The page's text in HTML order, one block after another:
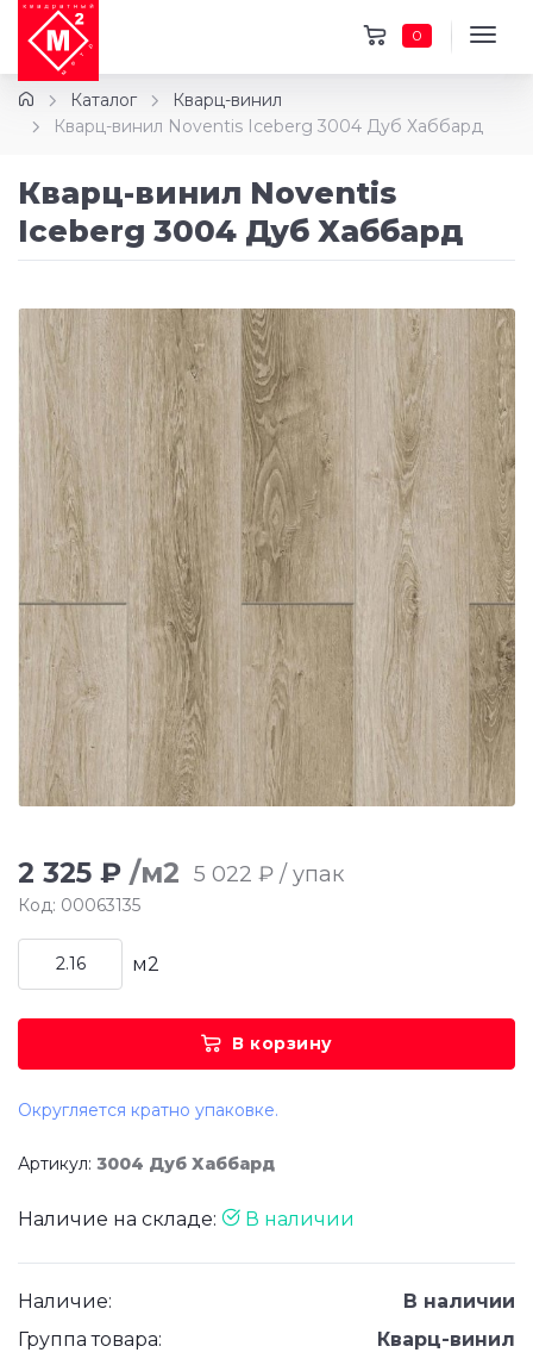
0
Каталог
Кварц-винил
Кварц-винил Noventis Iceberg 3004 Дуб Хаббард
Кварц-винил Noventis
Iceberg 3004 Дуб Хаббард
2 325 ₽ /м2 5 022 ₽ / упак
Код: 00063135
м2
В корзину
Округляется кратно упаковке.
Артикул: 3004 Дуб Хаббард
Наличие на складе: В наличии
Наличие:
В наличии
Группа товара:
Кварц-винил